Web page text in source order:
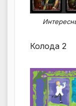
Колода 2